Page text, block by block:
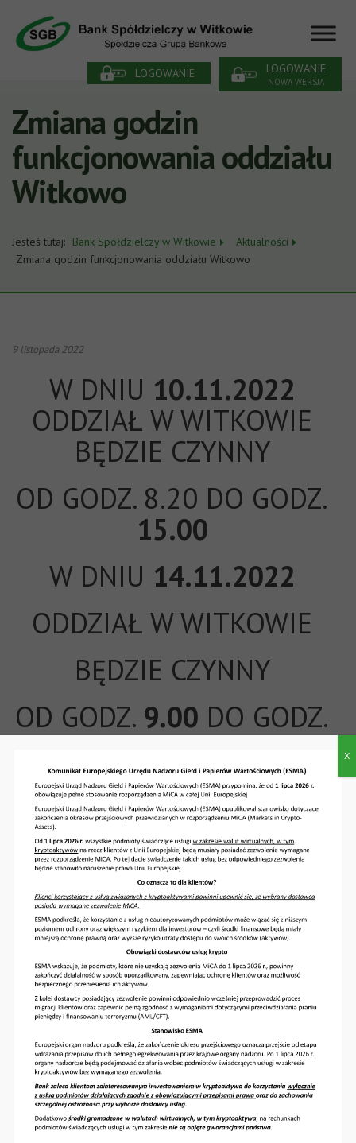
LOGOWANIE LOGOWANIE
NOWA WERSJA
Zmiana godzin
funkcjonowania oddziału
Witkowo
Jesteś tutaj: Bank Spółdzielczy w Witkowie
Aktualności
Zmiana godzin funkcjonowania oddziału Witkowo
9 listopada 2022
W DNIU 10.11.2022
ODDZIAŁ W WITKOWIE
BĘDZIE CZYNNY
OD GODZ. 8.20 DO GODZ.
15.00
W DNIU 14.11.2022
ODDZIAŁ W WITKOWIE
BĘDZIE CZYNNY
OD GODZ. 9.00 DO GODZ.
16.00
Ostatnie wpisy
Click to Pay
Ostrzegamy!
ESMA przypomina: od 1 lipca 2026 r. pełne
stosowanie MiCA w całej Unii Europejskiej
Godziny pracy Banku 05.06.2026
Archiwa
2026
2025
2024
2023
X